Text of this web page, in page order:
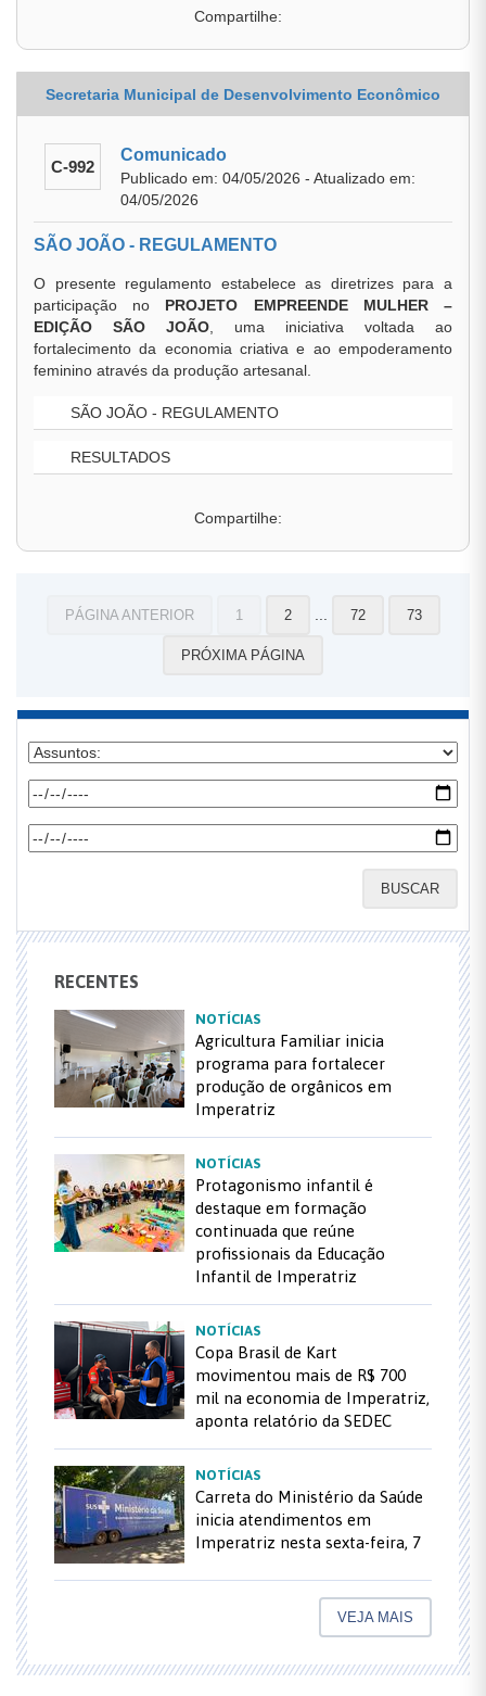
Compartilhe:
Secretaria Municipal de Desenvolvimento Econômico
C-992
Comunicado
Publicado em: 04/05/2026 - Atualizado em:
04/05/2026
SÃO JOÃO - REGULAMENTO
O presente regulamento estabelece as diretrizes para a
participação no PROJETO EMPREENDE MULHER –
EDIÇÃO SÃO JOÃO , uma iniciativa voltada ao
fortalecimento da economia criativa e ao empoderamento
feminino através da produção artesanal.
SÃO JOÃO - REGULAMENTO
RESULTADOS
Compartilhe:
PÁGINA ANTERIOR 1 2 72 73
PRÓXIMA PÁGINA
BUSCAR
RECENTES
NOTÍCIAS
Agricultura Familiar inicia
programa para fortalecer
produção de orgânicos em
Imperatriz
NOTÍCIAS
Protagonismo infantil é
destaque em formação
continuada que reúne
profissionais da Educação
Infantil de Imperatriz
NOTÍCIAS
Copa Brasil de Kart
movimentou mais de R$ 700
mil na economia de Imperatriz,
aponta relatório da SEDEC
NOTÍCIAS
Carreta do Ministério da Saúde
inicia atendimentos em
Imperatriz nesta sexta-feira, 7
VEJA MAIS